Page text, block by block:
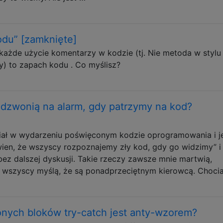
[zamknięte]
użycie komentarzy w kodzie (tj. Nie metoda w stylu
to zapach kodu . Co myślisz?
na alarm, gdy patrzymy na kod?
w wydarzeniu poświęconym kodzie oprogramowania i
że wszyscy rozpoznajemy zły kod, gdy go widzimy” i
dalszej dyskusji. Takie rzeczy zawsze mnie martwią,
myślą, że są ponadprzeciętnym kierowcą.
bloków try-catch jest anty-wzorem?